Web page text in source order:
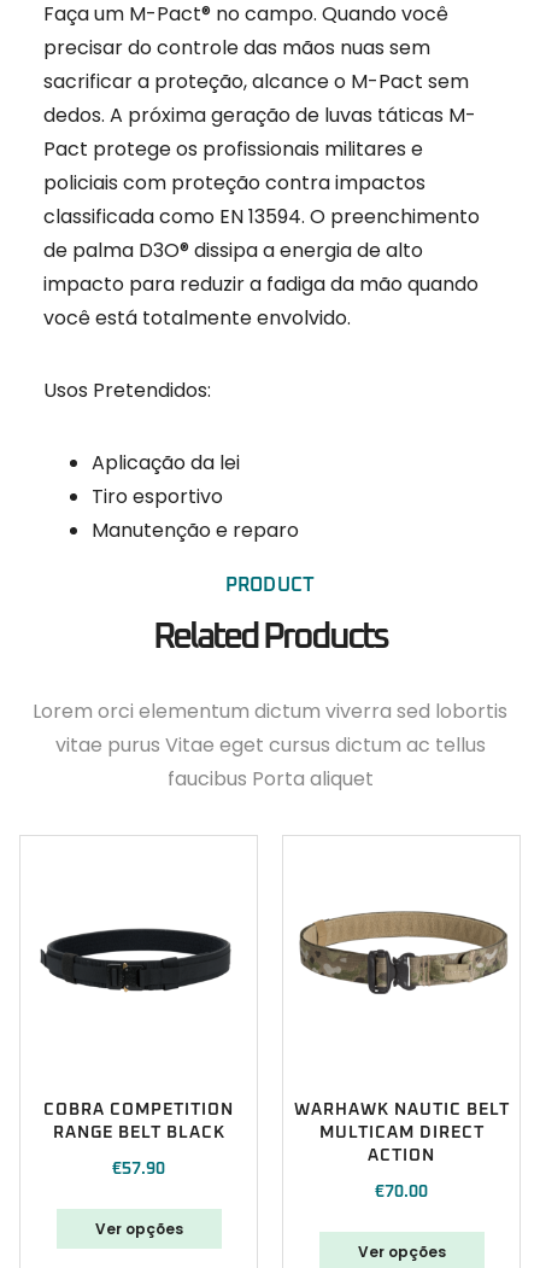
Faça um M-Pact® no campo. Quando você
precisar do controle das mãos nuas sem
sacrificar a proteção, alcance o M-Pact sem
dedos. A próxima geração de luvas táticas M-
Pact protege os profissionais militares e
policiais com proteção contra impactos
classificada como EN 13594. O preenchimento
de palma D3O® dissipa a energia de alto
impacto para reduzir a fadiga da mão quando
você está totalmente envolvido.
Usos Pretendidos:
Aplicação da lei
Tiro esportivo
Manutenção e reparo
PRODUCT
Related Products
Lorem orci elementum dictum viverra sed lobortis
vitae purus Vitae eget cursus dictum ac tellus
faucibus Porta aliquet
COBRA COMPETITION
RANGE BELT BLACK
€57.90
Ver opções
WARHAWK NAUTIC BELT
MULTICAM DIRECT
ACTION
€70.00
Ver opções